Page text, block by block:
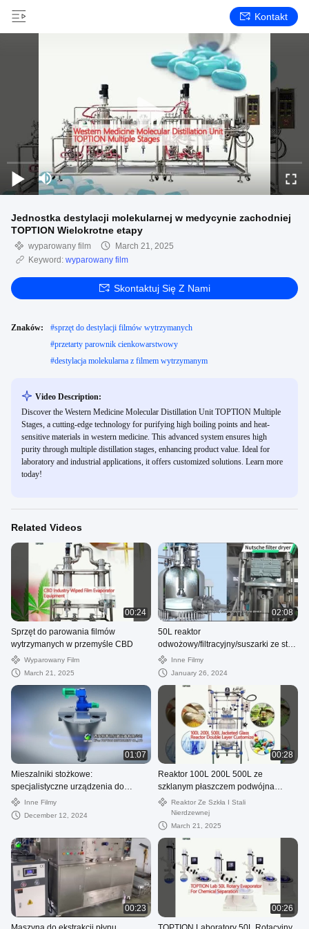
Kontakt
Jednostka destylacji molekularnej w medycynie zachodniej
TOPTION Wielokrotne etapy
wyparowany film
March 21, 2025
Keyword: wyparowany film
Skontaktuj Się Z Nami
Znaków: #sprzęt do destylacji filmów wytrzymanych
#przetarty parownik cienkowarstwowy
#destylacja molekularna z filmem wytrzymanym
Video Description:
Discover the Western Medicine Molecular Distillation Unit TOPTION Multiple
Stages, a cutting-edge technology for purifying high boiling points and heat-
sensitive materials in western medicine. This advanced system ensures high
purity through multiple distillation stages, enhancing product value. Ideal for
laboratory and industrial applications, it offers customized solutions. Learn more
today!
Related Videos
00:24
Sprzęt do parowania filmów
wytrzymanych w przemyśle CBD
Wyparowany Film
March 21, 2025
02:08
50L reaktor
odwożowy/filtracyjny/suszarki ze stali
nierdzewnej
Inne Filmy
January 26, 2024
01:07
Mieszalniki stożkowe:
specjalistyczne urządzenia do
skutecznego mieszania
Inne Filmy
December 12, 2024
00:28
Reaktor 100L 200L 500L ze
szklanym płaszczem podwójna
warstwa
Reaktor Ze Szkła I Stali
Nierdzewnej
March 21, 2025
00:23
00:26